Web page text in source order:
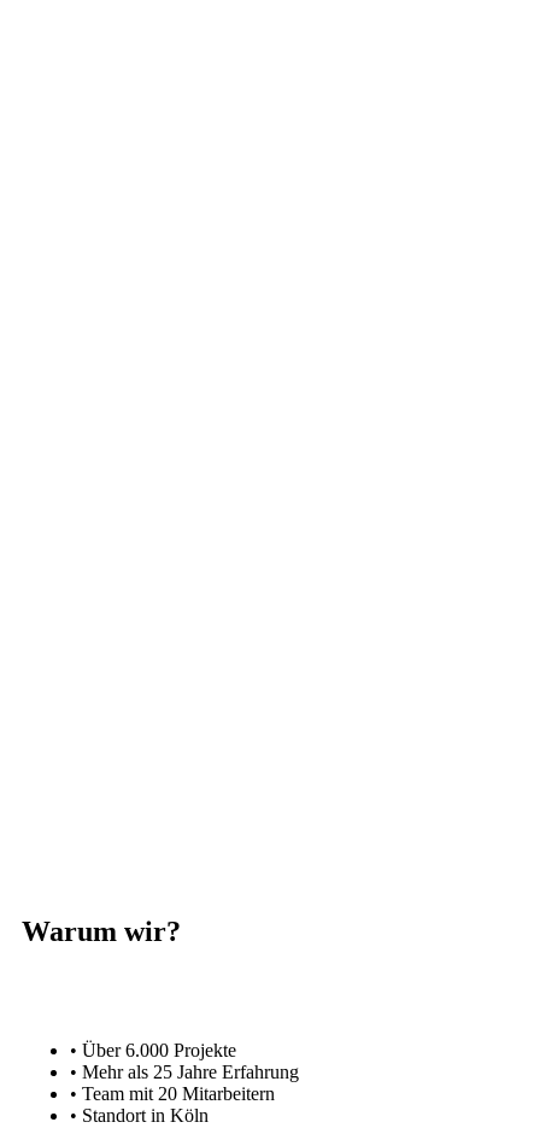
Warum wir?
• Über 6.000 Projekte
• Mehr als 25 Jahre Erfahrung
• Team mit 20 Mitarbeitern
• Standort in Köln